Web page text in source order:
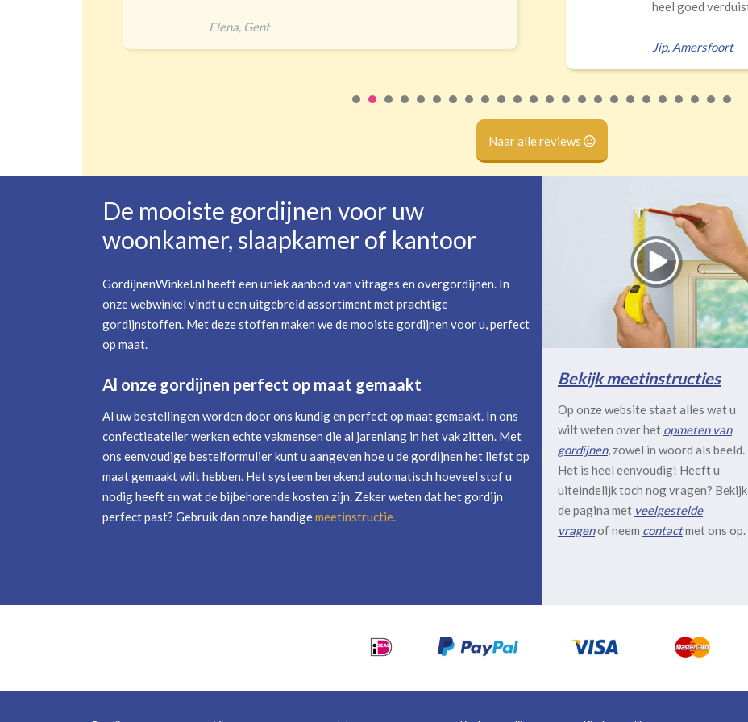
Jip,Amersfoort
Naar alle reviews
De mooiste gordijnen voor uw
woonkamer, slaapkamer of kantoor
GordijnenWinkel.nl heeft een uniek aanbod van vitrages en overgordijnen. In
onze webwinkel vindt u een uitgebreid assortiment met prachtige
gordijnstoffen. Met deze stoffen maken we de mooiste gordijnen voor u, perfect
op maat.
Al onze gordijnen perfect op maat gemaakt
Al uw bestellingen worden door ons kundig en perfect op maat gemaakt. In ons
confectieatelier werken echte vakmensen die al jarenlang in het vak zitten. Met
ons eenvoudige bestelformulier kunt u aangeven hoe u de gordijnen het liefst op
maat gemaakt wilt hebben. Het systeem berekend automatisch hoeveel stof u
nodig heeft en wat de bijbehorende kosten zijn. Zeker weten dat het gordijn
perfect past? Gebruik dan onze handigemeetinstructie.
Bekijk meetinstructies
Op onze website staat alles wat u
wilt weten over het opmeten van
gordijnen, zowel in woord als beeld.
Het is heel eenvoudig! Heeft u
uiteindelijk toch nog vragen? Bekijk
de pagina met veelgestelde
vragenof neem contactmet ons op.